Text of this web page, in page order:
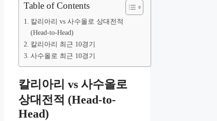
Table of Contents
칼리아리 vs 사수올로 상대전적
(Head-to-Head)
칼리아리 최근 10경기
사수올로 최근 10경기
칼리아리 vs 사수올로
상대전적 (Head-to-
Head)